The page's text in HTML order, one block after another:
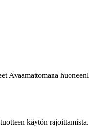
Avaamattomana
käytön rajoittamista.